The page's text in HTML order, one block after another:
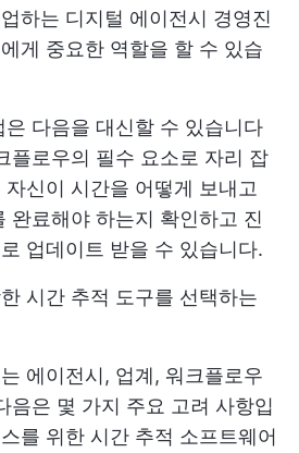
하는 디지털 에이전시 경영진
게 중요한 역할을 할 수 있습
다음을 대신할 수 있습니다
플로우의 필수 요소로 자리 잡
신이 시간을 어떻게 보내고
완료해야 하는지 확인하고 진
업데이트 받을 수 있습니다.
시간 추적 도구를 선택하는
에이전시, 업계, 워크플로우
음은 몇 가지 주요 고려 사항입
를 위한 시간 추적 소프트웨어